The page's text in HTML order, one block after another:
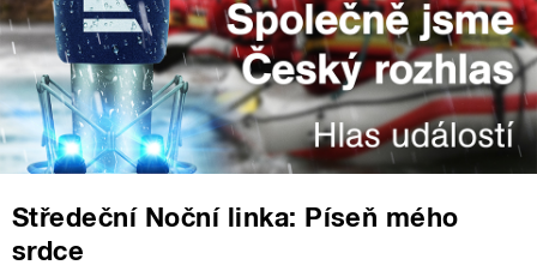
Středeční Noční linka: Píseň mého
srdce